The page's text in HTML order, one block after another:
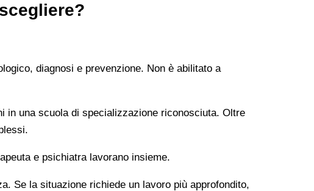
diagnosi e prevenzione. Non è abilitato a
in una scuola di specializzazione riconosciuta. Oltre
e psichiatra lavorano insieme.
Se la situazione richiede un lavoro più approfondito,